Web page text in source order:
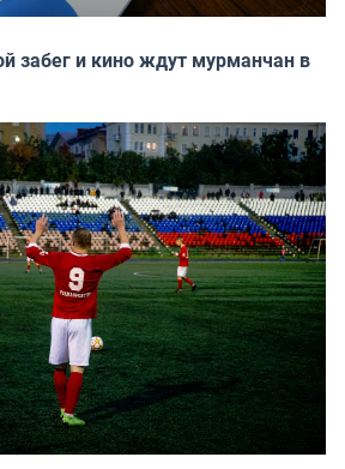
забег и кино ждут мурманчан в